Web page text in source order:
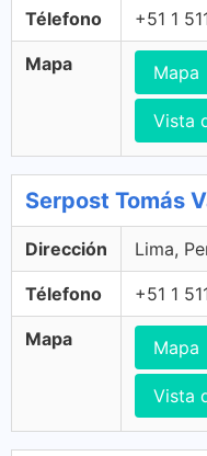
Télefono +51 1
Mapa Mapa
Vista
Serpost Tomás
Dirección Lima,
Télefono +51 1
Mapa Mapa
Vista